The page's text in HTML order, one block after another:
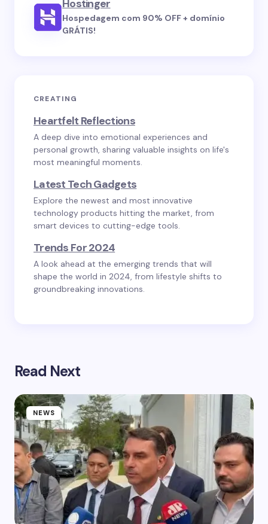
Hostinger
Hospedagem com 90% OFF + domínio
GRÁTIS!
CREATING
Heartfelt Reflections
A deep dive into emotional experiences and
personal growth, sharing valuable insights on life's
most meaningful moments.
Latest Tech Gadgets
Explore the newest and most innovative
technology products hitting the market, from
smart devices to cutting-edge tools.
Trends For 2024
A look ahead at the emerging trends that will
shape the world in 2024, from lifestyle shifts to
groundbreaking innovations.
Read Next
NEWS